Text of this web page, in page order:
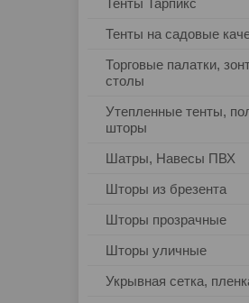
Тенты Тарпикс
Тенты на садовые
Торговые палатки,
столы
Утепленные тенты,
шторы
Шатры, Навесы ПВХ
Шторы из брезента
Шторы прозрачные
Шторы уличные
Укрывная сетка,